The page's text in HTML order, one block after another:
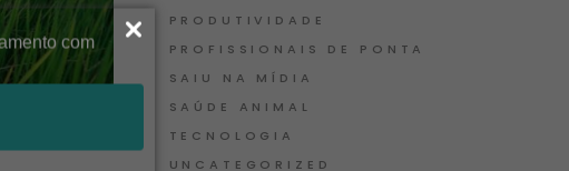
PRODUTIVIDADE
PROFISSIONAIS DE PONTA
SAIU NA MÍDIA
SAÚDE ANIMAL
TECNOLOGIA
UNCATEGORIZED